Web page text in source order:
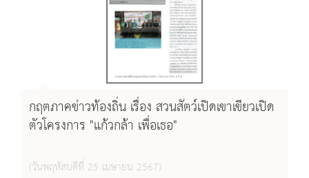
กฤตภาคข่าวท้องถิ่น เรื่อง สวนสัตว์เปิดเขาเขียวเปิด
ตัวโครงการ "แก้วกล้า เพื่อเธอ"
(วันพฤหัสบดีที่ 25 เมษายน 2567)